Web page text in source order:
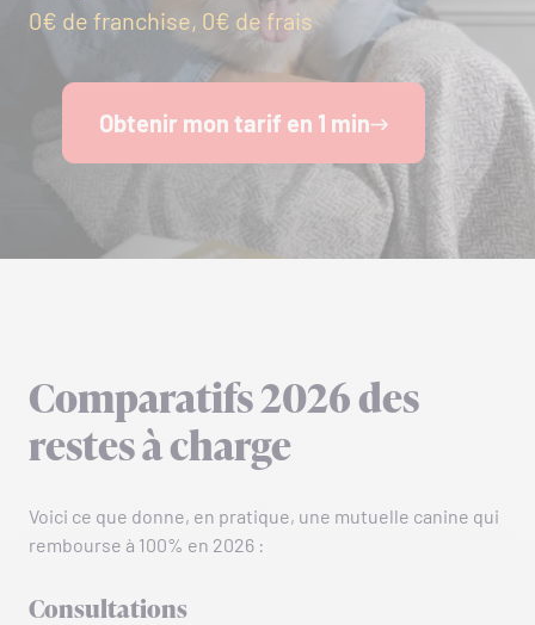
0€ de franchise, 0€ de frais
Obtenir mon tarif en 1 min
Comparatifs 2026 des
restes à charge
Voici ce que donne, en pratique, une mutuelle canine qui
rembourse à 100% en 2026 :
Consultations